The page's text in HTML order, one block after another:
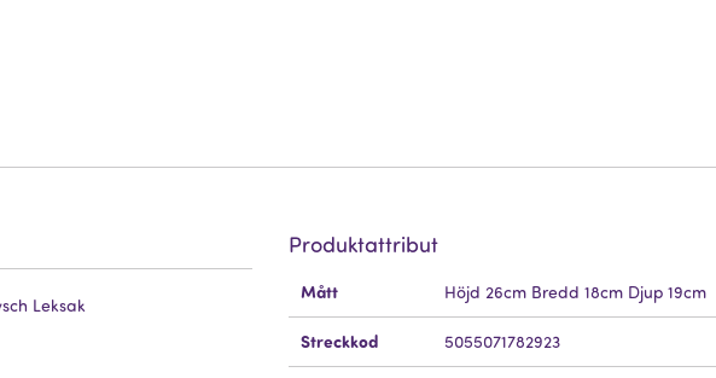
Leksak
Produktattribut
Information
Mått Höjd 26cm Bredd 18cm Djup 19cm
Streckkod 5055071782923